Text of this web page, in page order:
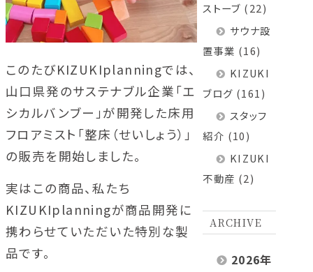
このたびKIZUKIplanningでは、
山口県発のサステナブル企業「エ
シカルバンブー」が開発した床用
フロアミスト「整床（せいしょう）」
の販売を開始しました。
実はこの商品、私たち
KIZUKIplanningが商品開発に
携わらせていただいた特別な製
品です。
ストーブ (22)
サウナ設
置事業 (16)
KIZUKI
ブログ (161)
スタッフ
紹介 (10)
KIZUKI
不動産 (2)
ARCHIVE
2026年